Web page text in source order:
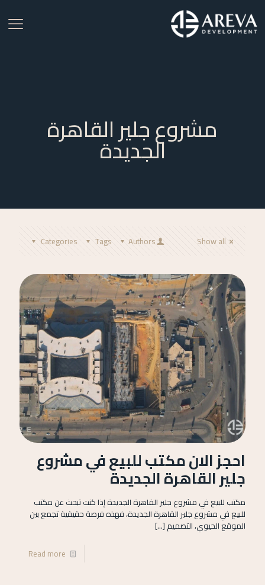
مشروع جلير القاهرة
الجديدة
Categories Tags Authors Show all
احجز الان مكتب للبيع في مشروع
جلير القاهرة الجديدة
مكتب للبيع في مشروع جلير القاهرة الجديدة إذا كنت تبحث عن مكتب
للبيع في مشروع جلير القاهرة الجديدة، فهذه فرصة حقيقية تجمع بين
الموقع الحيوي، التصميم […]
Read more